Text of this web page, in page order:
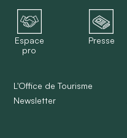
Espace
pro
Presse
L'Office de Tourisme
Newsletter